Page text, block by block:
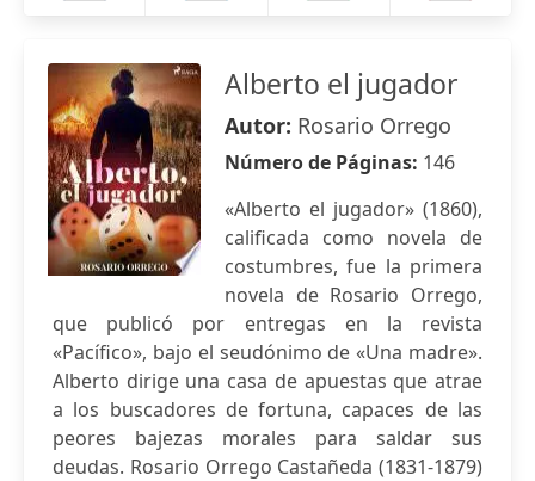
Alberto el jugador
Autor: Rosario Orrego
Número de Páginas: 146
«Alberto el jugador» (1860),
calificada como novela de
costumbres, fue la primera
novela de Rosario Orrego,
que publicó por entregas en la revista
«Pacífico», bajo el seudónimo de «Una madre».
Alberto dirige una casa de apuestas que atrae
a los buscadores de fortuna, capaces de las
peores bajezas morales para saldar sus
deudas. Rosario Orrego Castañeda (1831-1879)